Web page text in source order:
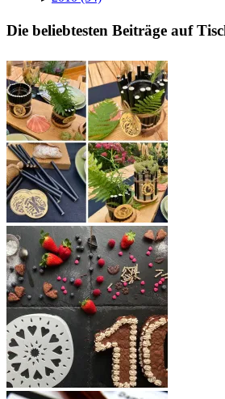
Die beliebtesten Beiträge auf